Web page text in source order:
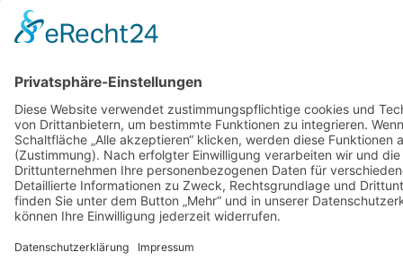
Kulturbetrieb der Stadt Gummersbach AöR – Halle 32
|
Impressum